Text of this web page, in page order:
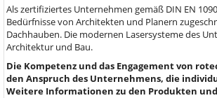
Als zertifiziertes Unternehmen gemäß DIN EN
Bedürfnisse von Architekten und Planern
Dachhauben. Die modernen Lasersysteme des
Architektur und Bau.
Die Kompetenz und das Engagement von
den Anspruch des Unternehmens, die
Weitere Informationen zu den Produkten